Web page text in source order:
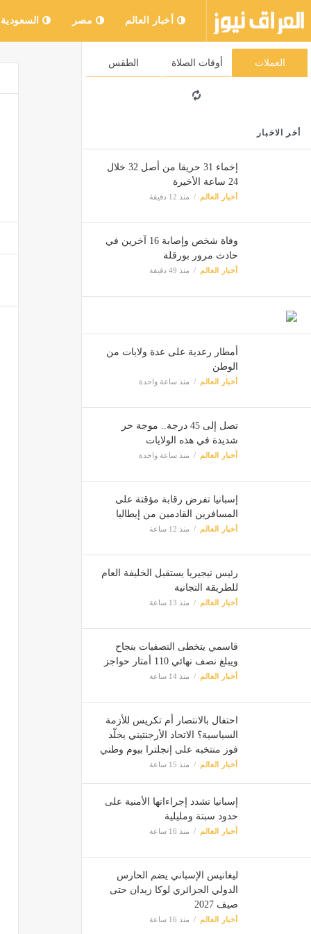
أخبار العالم مصر السعودية
العملات أوقات الصلاة الطقس
أخر الاخبار
إخماء 31 حريقا من أصل 32 خلال
24 ساعة الأخيرة
أخبار العالم منذ 12 دقيقة
وفاة شخص وإصابة 16 آخرين في
حادث مرور بورقلة
أخبار العالم منذ 49 دقيقة
أمطار رعدية على عدة ولايات من
الوطن
أخبار العالم منذ ساعة واحدة
تصل إلى 45 درجة.. موجة حر
شديدة في هذه الولايات
أخبار العالم منذ ساعة واحدة
إسبانيا تفرض رقابة مؤقتة على
المسافرين القادمين من إيطاليا
أخبار العالم منذ 12 ساعة
رئيس نيجيريا يستقبل الخليفة العام
للطريقة التجانية
أخبار العالم منذ 13 ساعة
قاسمي يتخطى التصفيات بنجاح
ويبلغ نصف نهائي 110 أمتار حواجز
أخبار العالم منذ 14 ساعة
احتفال بالانتصار أم تكريس للأزمة
السياسية؟ الاتحاد الأرجنتيني يخلّد
فوز منتخبه على إنجلترا بيوم وطني
أخبار العالم منذ 15 ساعة
إسبانيا تشدد إجراءاتها الأمنية على
حدود سبتة ومليلية
أخبار العالم منذ 16 ساعة
ليغانيس الإسباني يضم الحارس
الدولي الجزائري لوكا زيدان حتى
صيف 2027
أخبار العالم منذ 16 ساعة